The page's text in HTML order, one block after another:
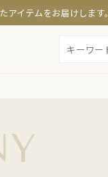
イテムをお届けします。